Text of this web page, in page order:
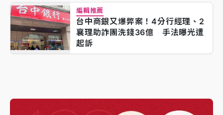
編輯推薦
台中商銀又爆弊案！4分行經理、2
襄理助詐團洗錢36億 手法曝光遭
起訴